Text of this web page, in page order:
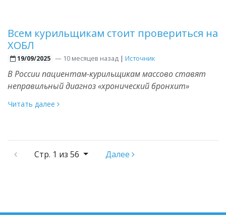
Всем курильщикам стоит провериться на
ХОБЛ
19/09/2025 —10 месяцев назад | Источник
В России пациентам-курильщикам массово ставят
неправильный диагноз «хронический бронхит»
Читать далее
Стр. 1 из 56 Далее